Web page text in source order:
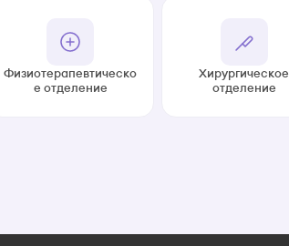
Физиотерапевтическо
е отделение
Хирургическое
отделение